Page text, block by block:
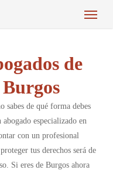
Menu
de
sabes de qué forma debes
especializado en
con un profesional
tus derechos será de
Si eres de Burgos ahora